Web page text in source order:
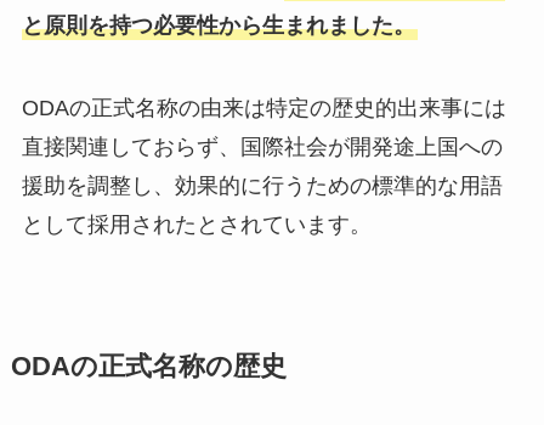
と原則を持つ必要性から生まれました。
ODAの正式名称の由来は特定の歴史的出来事には
直接関連しておらず、国際社会が開発途上国への
援助を調整し、効果的に行うための標準的な用語
として採用されたとされています。
ODAの正式名称の歴史